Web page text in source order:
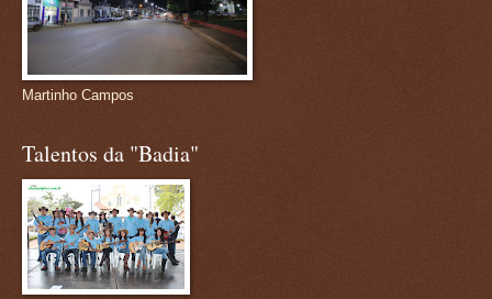
Martinho Campos
Talentos da "Badia"